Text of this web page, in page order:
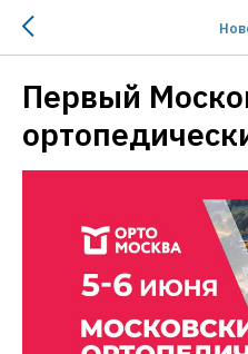
Первый